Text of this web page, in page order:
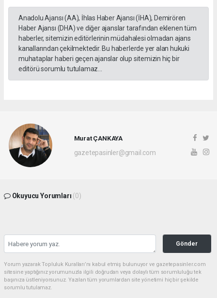
Anadolu Ajansı (AA), İhlas Haber Ajansı (İHA), Demirören
Haber Ajansı (DHA) ve diğer ajanslar tarafından eklenen tüm
haberler, sitemizin editörlerinin müdahalesi olmadan ajans
kanallarından çekilmektedir. Bu haberlerde yer alan hukuki
muhataplar haberi geçen ajanslar olup sitemizin hiç bir
editörü sorumlu tutulamaz...
Murat ÇANKAYA
gazetepasinler@gmail.com
Okuyucu Yorumları (0)
Gönder
Yorum yazarak Topluluk Kuralları’nı kabul etmiş bulunuyor ve gazetepasinler.com
sitesine yaptığınız yorumunuzla ilgili doğrudan veya dolaylı tüm sorumluluğu tek
başınıza üstleniyorsunuz. Yazılan tüm yorumlardan site yönetimi hiçbir şekilde
sorumlu tutulamaz.